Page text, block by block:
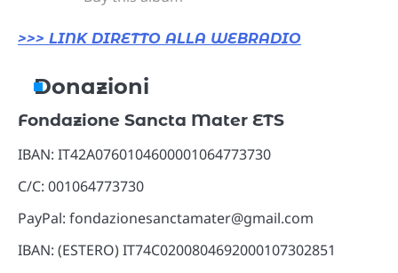
>>> LINK DIRETTO ALLA WEBRADIO
Donazioni
Fondazione Sancta Mater ETS
IBAN: IT42A0760104600001064773730
C/C: 001064773730
PayPal: fondazionesanctamater@gmail.com
IBAN: (ESTERO) IT74C0200804692000107302851